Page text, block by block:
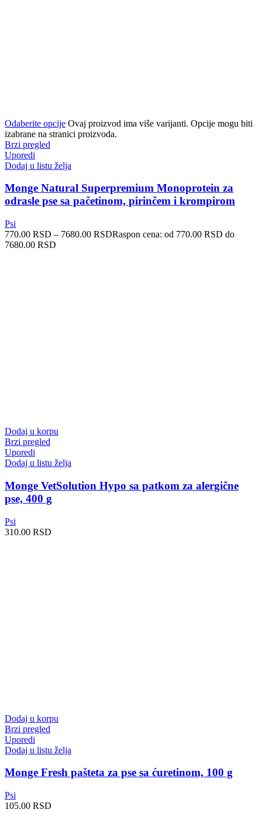
Odaberite opcije Ovaj proizvod ima više varijanti. Opcije mogu biti
izabrane na stranici proizvoda.
Brzi pregled
Uporedi
Dodaj u listu želja
Monge Natural Superpremium Monoprotein za
odrasle pse sa pačetinom, pirinčem i krompirom
Psi
770.00 RSD – 7680.00 RSDRaspon cena: od 770.00 RSD do
7680.00 RSD
Dodaj u korpu
Brzi pregled
Uporedi
Dodaj u listu želja
Monge VetSolution Hypo sa patkom za alergične
pse, 400 g
Psi
310.00 RSD
Dodaj u korpu
Brzi pregled
Uporedi
Dodaj u listu želja
Monge Fresh pašteta za pse sa ćuretinom, 100 g
Psi
105.00 RSD